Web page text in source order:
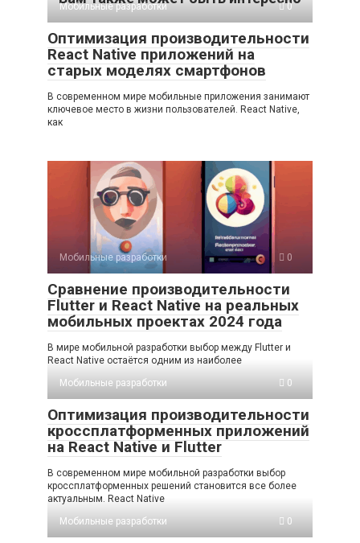
Мобильные разработки 0
Оптимизация производительности
React Native приложений на
старых моделях смартфонов
В современном мире мобильные приложения занимают
ключевое место в жизни пользователей. React Native,
как
Мобильные разработки 0
Сравнение производительности
Flutter и React Native на реальных
мобильных проектах 2024 года
В мире мобильной разработки выбор между Flutter и
React Native остаётся одним из наиболее
Мобильные разработки
0
Оптимизация производительности
кроссплатформенных приложений
на React Native и Flutter
В современном мире мобильной разработки выбор
кроссплатформенных решений становится все более
актуальным. React Native
Мобильные разработки
0